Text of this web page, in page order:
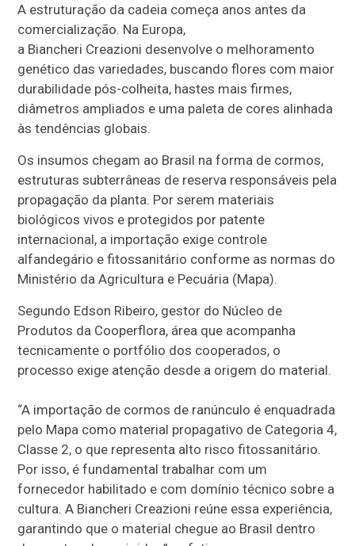
A estruturação da cadeia começa anos antes da
comercialização. Na Europa,
a Biancheri Creazioni desenvolve o melhoramento
genético das variedades, buscando flores com maior
durabilidade pós-colheita, hastes mais firmes,
diâmetros ampliados e uma paleta de cores alinhada
às tendências globais.
Os insumos chegam ao Brasil na forma de cormos,
estruturas subterrâneas de reserva responsáveis pela
propagação da planta. Por serem materiais
biológicos vivos e protegidos por patente
internacional, a importação exige controle
alfandegário e fitossanitário conforme as normas do
Ministério da Agricultura e Pecuária (Mapa).
Segundo Edson Ribeiro, gestor do Núcleo de
Produtos da Cooperflora, área que acompanha
tecnicamente o portfólio dos cooperados, o
processo exige atenção desde a origem do material.
“A importação de cormos de ranúnculo é enquadrada
pelo Mapa como material propagativo de Categoria 4,
Classe 2, o que representa alto risco fitossanitário.
Por isso, é fundamental trabalhar com um
fornecedor habilitado e com domínio técnico sobre a
cultura. A Biancheri Creazioni reúne essa experiência,
garantindo que o material chegue ao Brasil dentro